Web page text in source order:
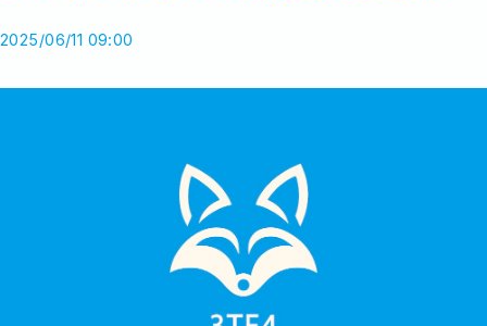
Category商品カテゴリ
2025/06/11 09:00